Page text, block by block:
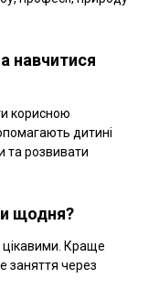
навчитися
корисною
дитині
та розвивати
щодня?
цікавими. Краще
заняття через